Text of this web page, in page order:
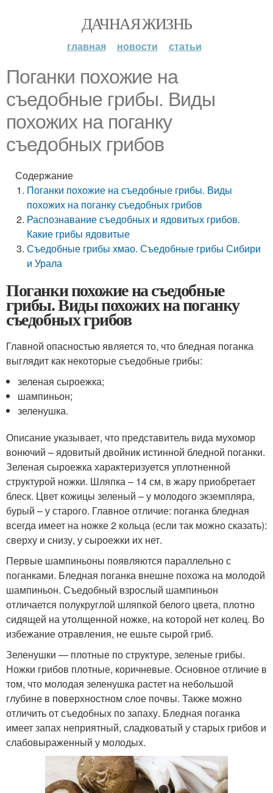
ДАЧНАЯ ЖИЗНЬ
главная новости статьи
Поганки похожие на
съедобные грибы. Виды
похожих на поганку
съедобных грибов
Содержание
Поганки похожие на съедобные грибы. Виды
похожих на поганку съедобных грибов
Распознавание съедобных и ядовитых грибов.
Какие грибы ядовитые
Съедобные грибы хмао. Съедобные грибы Сибири
и Урала
Поганки похожие на съедобные
грибы. Виды похожих на поганку
съедобных грибов
Главной опасностью является то, что бледная поганка
выглядит как некоторые съедобные грибы:
зеленая сыроежка;
шампиньон;
зеленушка.
Описание указывает, что представитель вида мухомор
вонючий – ядовитый двойник истинной бледной поганки.
Зеленая сыроежка характеризуется уплотненной
структурой ножки. Шляпка – 14 см, в жару приобретает
блеск. Цвет кожицы зеленый – у молодого экземпляра,
бурый – у старого. Главное отличие: поганка бледная
всегда имеет на ножке 2 кольца (если так можно сказать):
сверху и снизу, у сыроежки их нет.
Первые шампиньоны появляются параллельно с
поганками. Бледная поганка внешне похожа на молодой
шампиньон. Съедобный взрослый шампиньон
отличается полукруглой шляпкой белого цвета, плотно
сидящей на утолщенной ножке, на которой нет колец. Во
избежание отравления, не ешьте сырой гриб.
Зеленушки — плотные по структуре, зеленые грибы.
Ножки грибов плотные, коричневые. Основное отличие в
том, что молодая зеленушка растет на небольшой
глубине в поверхностном слое почвы. Также можно
отличить от съедобных по запаху. Бледная поганка
имеет запах неприятный, сладковатый у старых грибов и
слабовыраженный у молодых.